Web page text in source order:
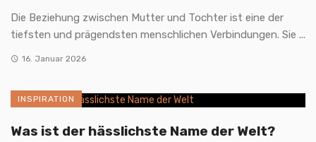
Die Beziehung zwischen Mutter und Tochter ist eine der
tiefsten und prägendsten menschlichen Verbindungen. Sie ...
16. Januar 2026
INSPIRATION
Was ist der hässlichste Name der Welt?